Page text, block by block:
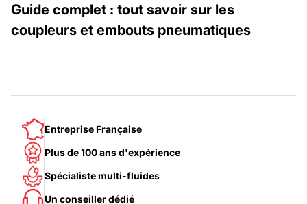
Guide complet : tout savoir sur les
coupleurs et embouts pneumatiques
Entreprise Française
Plus de 100 ans d'expérience
Spécialiste multi-fluides
Un conseiller dédié